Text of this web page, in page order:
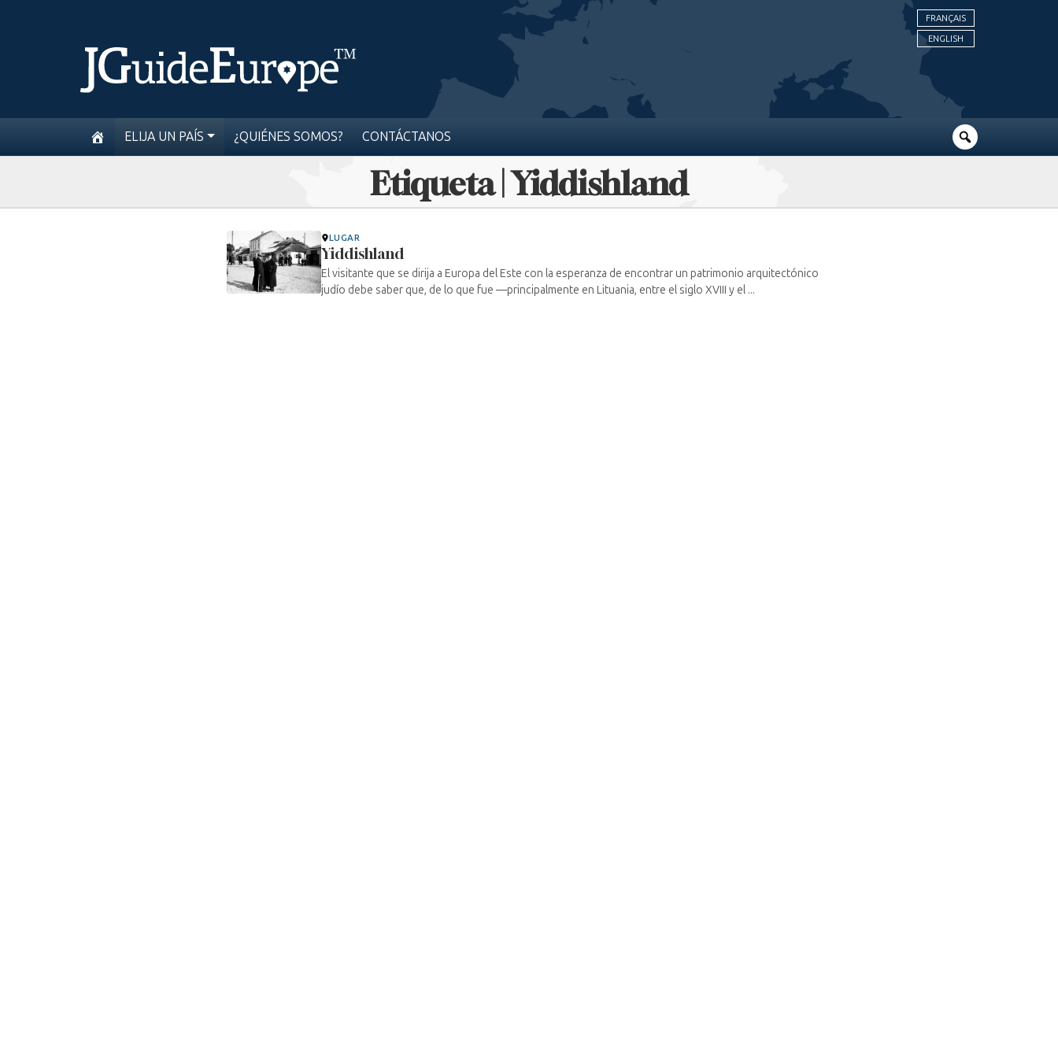
FRANÇAIS
ENGLISH
ELIJA UN PAÍS ¿QUIÉNES SOMOS? CONTÁCTANOS
Etiqueta | Yiddishland
LUGAR
Yiddishland
El visitante que se dirija a Europa del Este con la esperanza de encontrar un patrimonio arquitectónico
judío debe saber que, de lo que fue —principalmente en Lituania, entre el siglo XVIII y el ...